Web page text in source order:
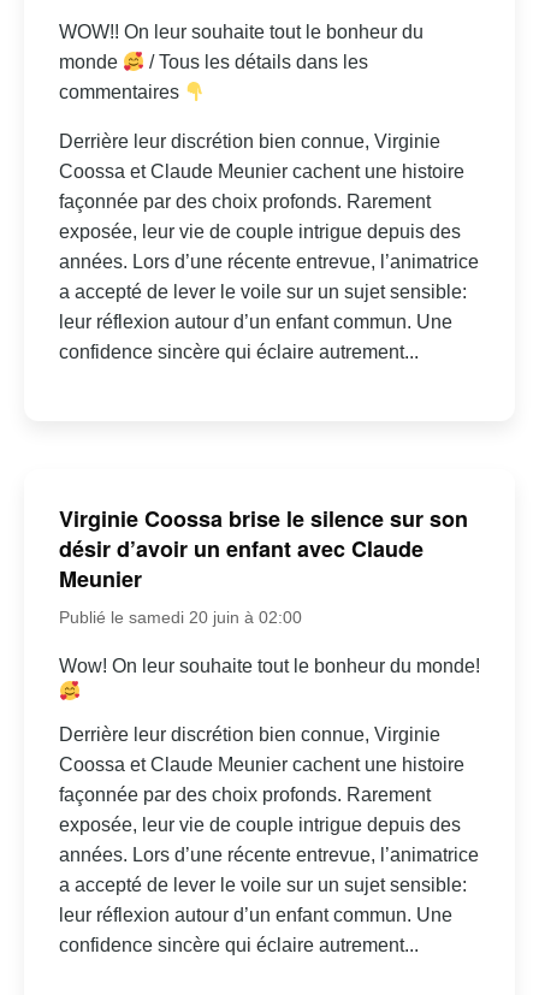
WOW!! On leur souhaite tout le bonheur du
monde
/ Tous les détails dans les
commentaires
Derrière leur discrétion bien connue, Virginie
Coossa et Claude Meunier cachent une histoire
façonnée par des choix profonds. Rarement
exposée, leur vie de couple intrigue depuis des
années. Lors d’une récente entrevue, l’animatrice
a accepté de lever le voile sur un sujet sensible:
leur réflexion autour d’un enfant commun. Une
confidence sincère qui éclaire autrement...
Virginie Coossa brise le silence sur son
désir d’avoir un enfant avec Claude
Meunier
Publié le samedi 20 juin à 02:00
Wow! On leur souhaite tout le bonheur du monde!
Derrière leur discrétion bien connue, Virginie
Coossa et Claude Meunier cachent une histoire
façonnée par des choix profonds. Rarement
exposée, leur vie de couple intrigue depuis des
années. Lors d’une récente entrevue, l’animatrice
a accepté de lever le voile sur un sujet sensible:
leur réflexion autour d’un enfant commun. Une
confidence sincère qui éclaire autrement...